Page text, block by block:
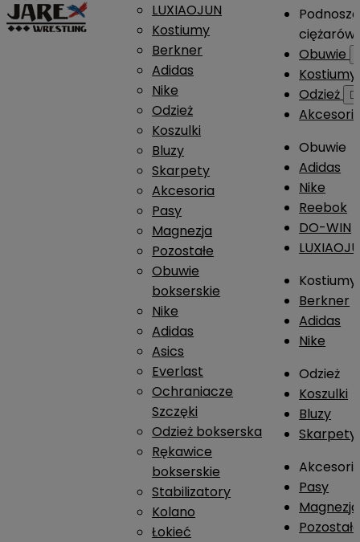
LUXIAOJUN
Kostiumy
Berkner
Adidas
Nike
Odzież
Koszulki
Bluzy
Skarpety
Akcesoria
Pasy
Magnezja
Pozostałe
Obuwie
bokserskie
Nike
Adidas
Asics
Everlast
Ochraniacze
Szczęki
Odzież bokserska
Rękawice
bokserskie
Stabilizatory
Kolano
Łokieć
ciężarów
Obuwie
Kostiumy
Odzież

Obuwie
Adidas
Nike
Reebok
DO-WIN
Kostiumy
Berkner
Adidas
Nike
Odzież
Koszulki
Bluzy
Skarpety
Pasy
Magnezja